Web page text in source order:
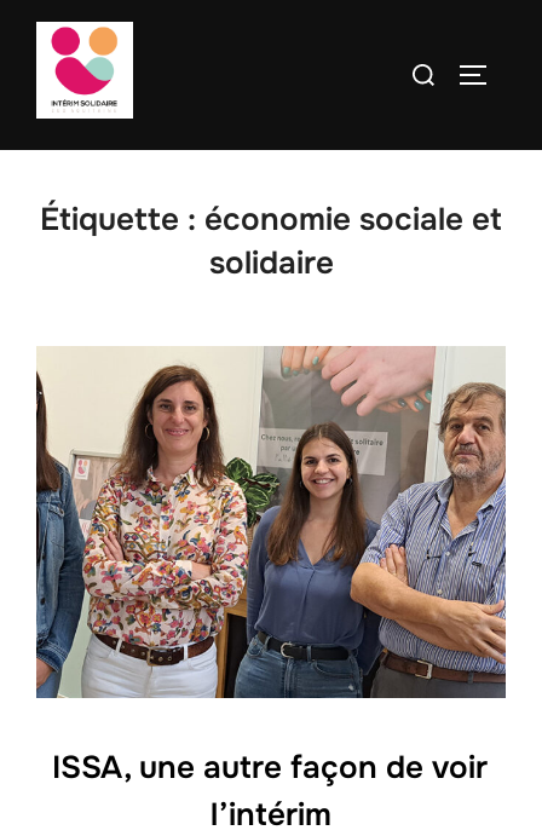
principal
Aller
contenu
Rechercher :
Étiquette : économie sociale et
solidaire
ISSA, une autre façon de voir
l’intérim